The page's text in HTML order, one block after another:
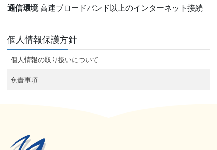
通信環境高速ブロードバンド以上のインターネット接続
個人情報保護方針
個人情報の取り扱いについて
免責事項